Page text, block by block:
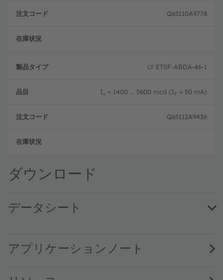
Q65110A9778
LY ETSF-ABDA-46-1
Iv = 1400 ... 5600 mcd (IF = 50 mA)
Q65112A9436
ダウンロード
データシート
アプリケーションノート